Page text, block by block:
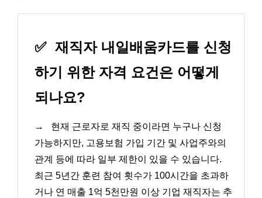
✅ 재직자 내일배움카드를 신청
하기 위한 자격 요건은 어떻게
되나요?
→
현재 근로자로 재직 중이라면 누구나 신청
가능하지만, 고용보험 가입 기간 및 사업주와의
관계 등에 따라 일부 제한이 있을 수 있습니다.
최근 5년간 훈련 참여 횟수가 100시간을 초과하
거나 연 매출 1억 5천만원 이상 기업 재직자는 추